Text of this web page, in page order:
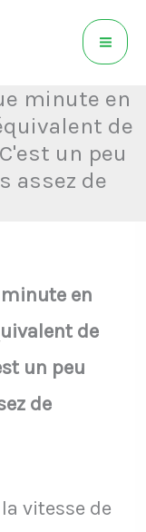
minute en
de
un peu
assez de
en
de
un peu
de
vitesse de